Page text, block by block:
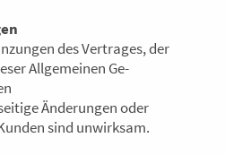
des Vertrages, der
Allgemeinen Ge-
Änderungen oder
sind unwirksam.